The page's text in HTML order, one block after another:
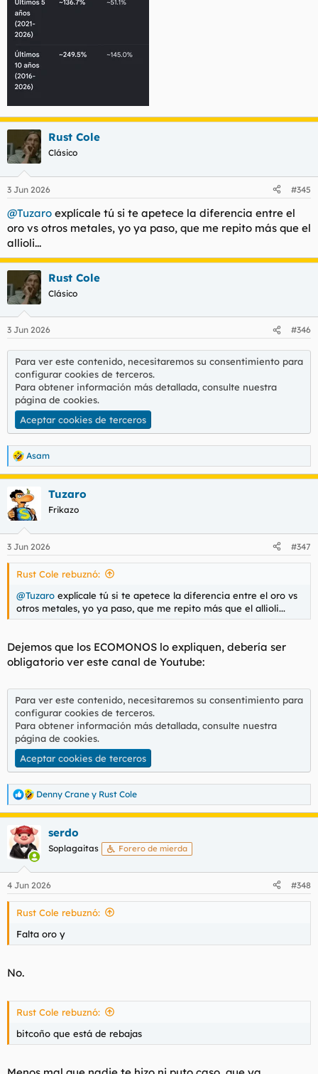
Rust Cole
Clásico
3 Jun 2026 #345
@Tuzaro explícale tú si te apetece la diferencia entre el
oro vs otros metales, yo ya paso, que me repito más que el
allioli...
Rust Cole
Clásico
3 Jun 2026 #346
Para ver este contenido, necesitaremos su consentimiento para
configurar cookies de terceros.
Para obtener información más detallada, consulte nuestra
página de cookies.
Aceptar cookies de terceros
R
e
a
c
c
i
e
s
Asam
Tuzaro
Frikazo
3 Jun 2026 #347
Rust Cole rebuznó:
@Tuzaro explícale tú si te apetece la diferencia entre el oro vs
otros metales, yo ya paso, que me repito más que el allioli...
Dejemos que los ECOMONOS lo expliquen, debería ser
obligatorio ver este canal de Youtube:
Para ver este contenido, necesitaremos su consentimiento para
configurar cookies de terceros.
Para obtener información más detallada, consulte nuestra
página de cookies.
Aceptar cookies de terceros
R
e
a
c
c
i
e
s
Denny Crane y Rust Cole
serdo
Soplagaitas Forero de mierda
4 Jun 2026 #348
Rust Cole rebuznó:
Falta oro y
No.
Rust Cole rebuznó:
bitcoño que está de rebajas